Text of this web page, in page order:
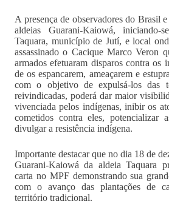
A presença de observadores do Brasil
aldeias Guarani-Kaiowá, iniciando-
Taquara, município de Jutí, e local
assassinado o Cacique Marco Veron
armados efetuaram disparos contra os
de os espancarem, ameaçarem e
com o objetivo de expulsá-los das
reivindicadas, poderá dar maior
vivenciada pelos indígenas, inibir os
cometidos contra eles, potencializar
divulgar a resistência indígena.
Importante destacar que no dia 18 de
Guarani-Kaiowá da aldeia Taquara
carta no MPF demonstrando sua
com o avanço das plantações de
território tradicional.